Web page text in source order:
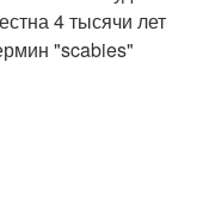
4 тысячи лет
"scabies"